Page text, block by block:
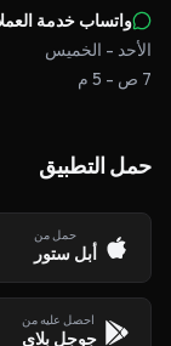
واتساب خدمة
الأحد - الخميس
7 ص - 5 م
حمل التطبيق
حمل من
أبل ستور
احصل عليه من
جوجل بلاي